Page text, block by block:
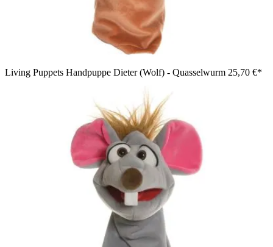
Living Puppets Handpuppe Dieter (Wolf) - Quasselwurm 25,70 €*